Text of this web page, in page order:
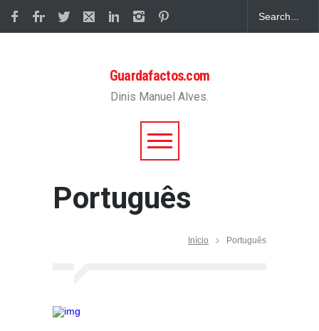
Guardafactos.com
Dinis Manuel Alves.
Português
Início Português